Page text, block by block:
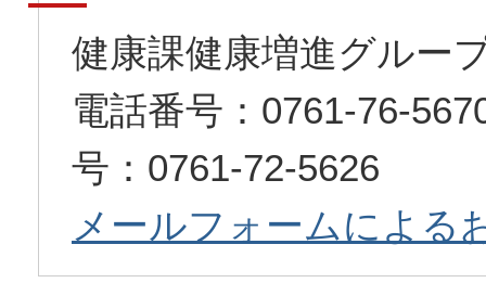
健康課健康増進グルー
電話番号：0761-76-
号：0761-72-5626
メールフォームによる